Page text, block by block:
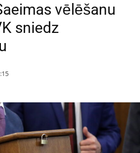
vēlēšanu
sniedz